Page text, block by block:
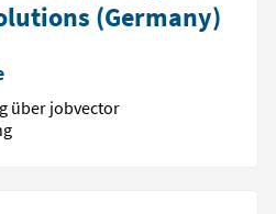
(Germany)
über jobvector